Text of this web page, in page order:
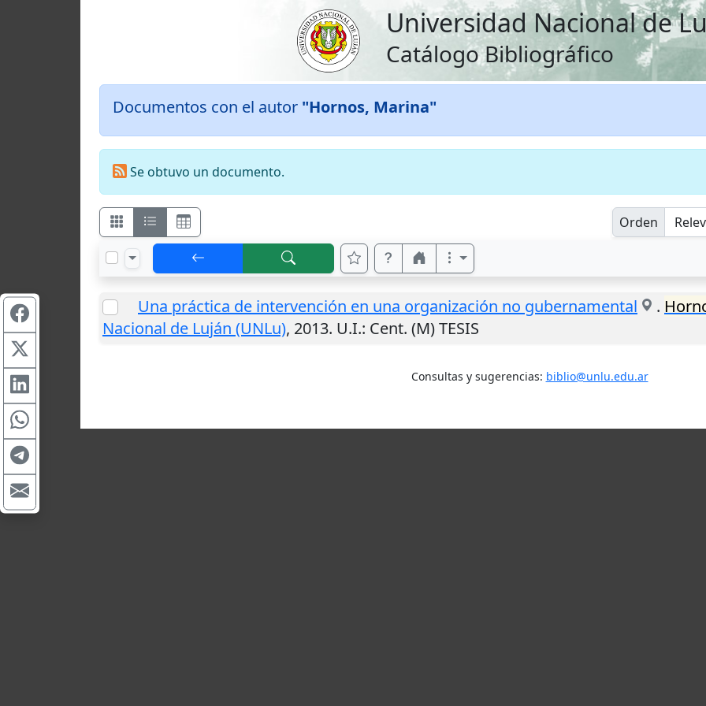
Universidad Nacional de
Catálogo Bibliográfico
Documentos con el autor "Hornos, Marina"
Se obtuvo un documento.
Orden
Una práctica de intervención en una organización no gubernamental .
Nacional de Luján (UNLu), 2013. U.I.: Cent. (M) TESIS
Consultas y sugerencias: biblio@unlu.edu.ar